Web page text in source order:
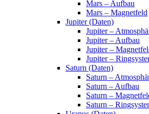
Mars – Aufbau
Mars – Magnetfeld
Jupiter (Daten)
Jupiter –
Jupiter – Aufbau
Jupiter –
Jupiter –
Saturn (Daten)
Saturn –
Saturn – Aufbau
Saturn –
Saturn –